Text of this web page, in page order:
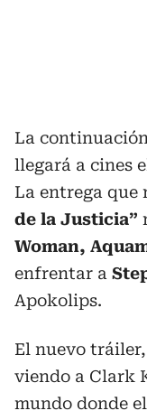
La
llegará a cines
La entrega que
de la Justicia”
Woman,
enfrentar a
Apokolips.
El nuevo
viendo a Clark
mundo donde